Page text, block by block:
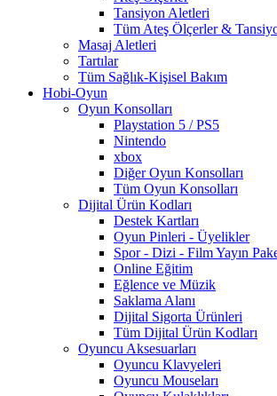
Tansiyon Aletleri
Tüm Ateş Ölçerler &
Masaj Aletleri
Tartılar
Tüm Sağlık-Kişisel Bakım
Hobi-Oyun
Oyun Konsolları
Playstation 5 / PS5
Nintendo
xbox
Diğer Oyun Konsolları
Tüm Oyun Konsolları
Dijital Ürün Kodları
Destek Kartları
Oyun Pinleri - Üyelikler
Spor - Dizi - Film Yayın
Online Eğitim
Eğlence ve Müzik
Saklama Alanı
Dijital Sigorta Ürünleri
Tüm Dijital Ürün Kodları
Oyuncu Aksesuarları
Oyuncu Klavyeleri
Oyuncu Mouseları